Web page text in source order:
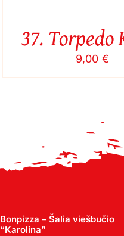
37. Torpedo
9,00 €
Bonpizza – Šalia viešbučio
“Karolina”